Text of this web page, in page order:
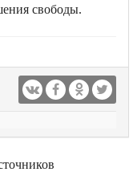
свободы.